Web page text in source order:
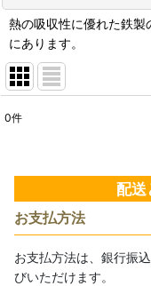
熱の吸収性に優れた鉄製
にあります。
並び順:
0件
配送
お支払方法
お支払方法は、銀行振
びいただけます。